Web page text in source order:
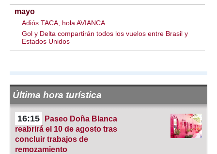
mayo
Adiós TACA, hola AVIANCA
Gol y Delta compartirán todos los vuelos entre Brasil y
Estados Unidos
Última hora turística
16:15
Paseo Doña Blanca
reabrirá el 10 de agosto tras
concluir trabajos de
remozamiento